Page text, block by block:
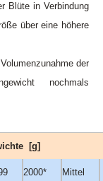
Blüte in Verbindung
über eine höhere
der
nochmals
[g]
2000*
Mittel